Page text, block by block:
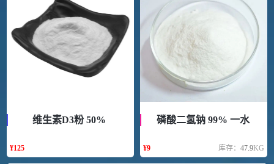
维生素D3粉 50%
¥125
磷酸二氢钠 99% 一水
¥9 库存：47.9KG